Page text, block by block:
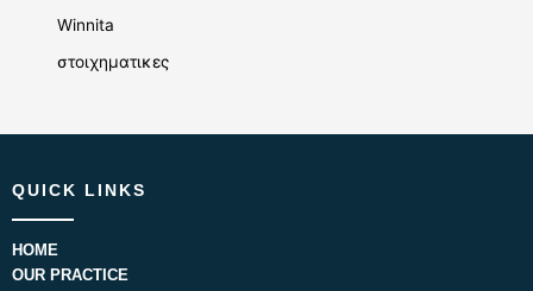
Winnita
στοιχηματικες
QUICK LINKS
HOME
OUR PRACTICE